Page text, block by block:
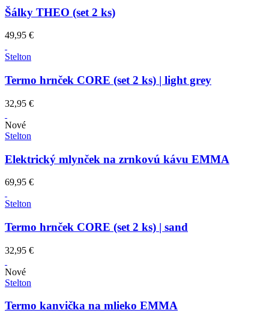
Šálky THEO (set 2 ks)
49,95 €
Stelton
Termo hrnček CORE (set 2 ks) | light grey
32,95 €
Nové
Stelton
Elektrický mlynček na zrnkovú kávu EMMA
69,95 €
Stelton
Termo hrnček CORE (set 2 ks) | sand
32,95 €
Nové
Stelton
Termo kanvička na mlieko EMMA